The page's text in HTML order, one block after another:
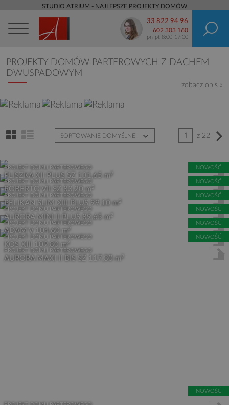
STUDIO ATRIUM - NAJLEPSZE PROJEKTY DOMÓW
33 822 94 96
602 303 160
pn-pt 8:00-17:00
PROJEKTY DOMÓW PARTEROWYCH Z DACHEM
DWUSPADOWYM
zobacz opis »
SORTOWANIE DOMYŚLNE 1 z 22
PROJEKT DOMU PARTEROWEGO
PLISZKA XII PLUS SZ 131,65 m 2
NOWOŚĆ
PROJEKT DOMU PARTEROWEGO
ROBERTO VII SZ 83,20 m 2
NOWOŚĆ
PROJEKT DOMU PARTEROWEGO
PELIKAN SLIM XIII PLUS 99,10 m 2
NOWOŚĆ
PROJEKT DOMU PARTEROWEGO
AURORA MINI II PLUS 89,65 m 2
NOWOŚĆ
PROJEKT DOMU PARTEROWEGO
ADAM V 104,60 m 2
NOWOŚĆ
PROJEKT DOMU PARTEROWEGO
KOS XIII 109,80 m 2
NOWOŚĆ
PROJEKT DOMU PARTEROWEGO
AURORA MAXI II BIS SZ 117,30 m 2
NOWOŚĆ